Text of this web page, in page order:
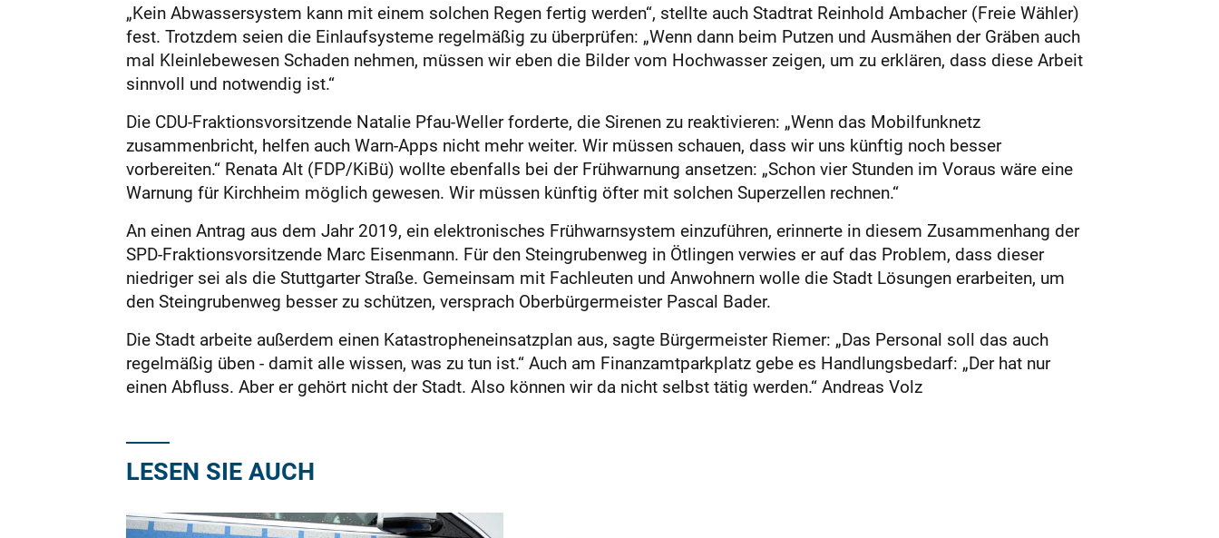
„Kein Abwassersystem kann mit einem solchen Regen fertig werden“, stellte auch Stadtrat Reinhold Ambacher (Freie Wähler)
fest. Trotzdem seien die Einlaufsysteme regelmäßig zu überprüfen: „Wenn dann beim Putzen und Ausmähen der Gräben auch
mal Kleinlebewesen Schaden nehmen, müssen wir eben die Bilder vom Hochwasser zeigen, um zu erklären, dass diese Arbeit
sinnvoll und notwendig ist.“
Die CDU-Fraktionsvorsitzende Natalie Pfau-Weller forderte, die Sirenen zu reaktivieren: „Wenn das Mobilfunknetz
zusammenbricht, helfen auch Warn-Apps nicht mehr weiter. Wir müssen schauen, dass wir uns künftig noch besser
vorbereiten.“ Renata Alt (FDP/KiBü) wollte ebenfalls bei der Frühwarnung ansetzen: „Schon vier Stunden im Voraus wäre eine
Warnung für Kirchheim möglich gewesen. Wir müssen künftig öfter mit solchen Superzellen rechnen.“
An einen Antrag aus dem Jahr 2019, ein elektronisches Frühwarnsystem einzuführen, erinnerte in diesem Zusammenhang der
SPD-Fraktionsvorsitzende Marc Eisenmann. Für den Steingrubenweg in Ötlingen verwies er auf das Problem, dass dieser
niedriger sei als die Stuttgarter Straße. Gemeinsam mit Fachleuten und Anwohnern wolle die Stadt Lösungen erarbeiten, um
den Steingrubenweg besser zu schützen, versprach Oberbürgermeister Pascal Bader.
Die Stadt arbeite außerdem einen Katastropheneinsatzplan aus, sagte Bürgermeister Riemer: „Das Personal soll das auch
regelmäßig üben - damit alle wissen, was zu tun ist.“ Auch am Finanzamtparkplatz gebe es Handlungsbedarf: „Der hat nur
einen Abfluss. Aber er gehört nicht der Stadt. Also können wir da nicht selbst tätig werden.“ Andreas Volz
LESEN SIE AUCH